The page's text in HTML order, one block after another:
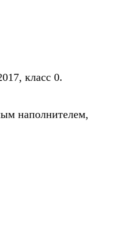
класс 0.
наполнителем,